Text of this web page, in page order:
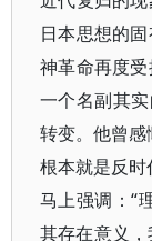
日本思想的
神革命再度
一个名副其
转变。他曾
根本就是反
马上强调：“
其存在意义